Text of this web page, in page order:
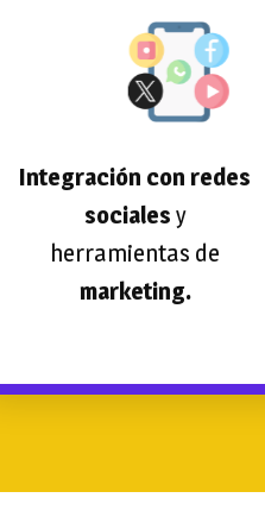
Integración con redes
sociales y
herramientas de
marketing.